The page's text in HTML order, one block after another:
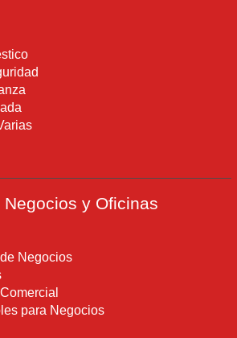
Negocios y Oficinas
Negocios
para Negocios